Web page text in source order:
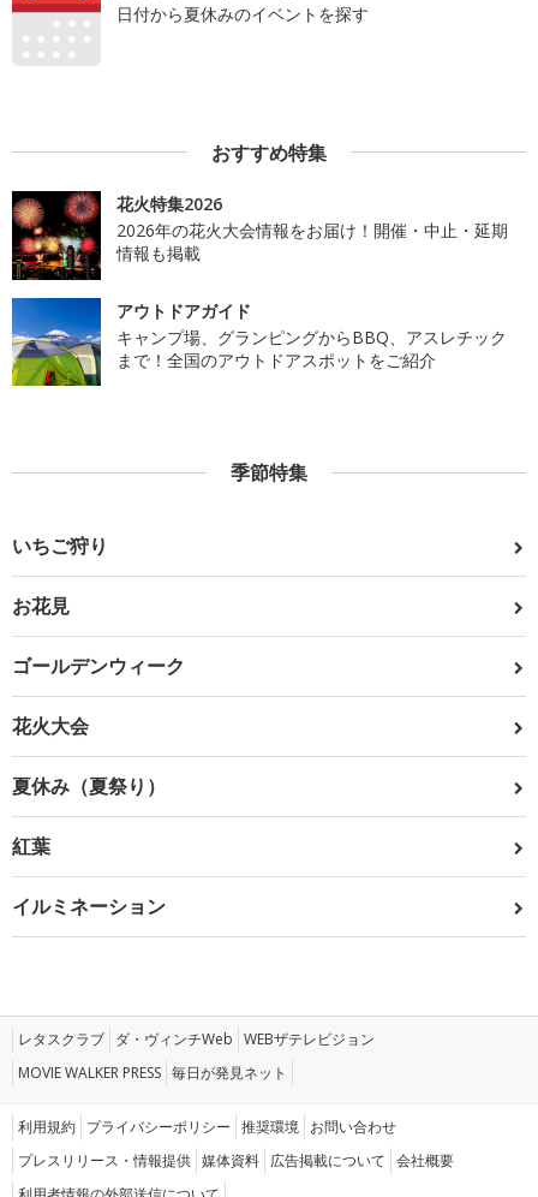
日付から夏休みのイベントを探す
おすすめ特集
花火特集2026
2026年の花火大会情報をお届け！開催・中止・延期
情報も掲載
アウトドアガイド
キャンプ場、グランピングからBBQ、アスレチック
まで！全国のアウトドアスポットをご紹介
季節特集
いちご狩り
お花見
ゴールデンウィーク
花火大会
夏休み（夏祭り）
紅葉
イルミネーション
レタスクラブ ダ・ヴィンチWeb WEBザテレビジョン
MOVIE WALKER PRESS 毎日が発見ネット
利用規約 プライバシーポリシー 推奨環境 お問い合わせ
プレスリリース・情報提供 媒体資料 広告掲載について 会社概要